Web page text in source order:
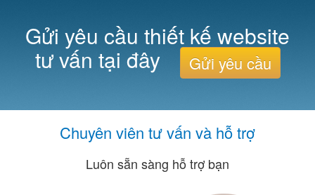
Gửi yêu cầu thiết kế website
tư vấn tại đây Gửi yêu cầu
Chuyên viên tư vấn và hỗ trợ
Luôn sẵn sàng hỗ trợ bạn